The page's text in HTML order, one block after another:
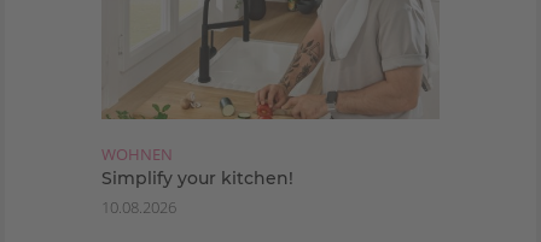
WOHNEN
Simplify your kitchen!
10.08.2026